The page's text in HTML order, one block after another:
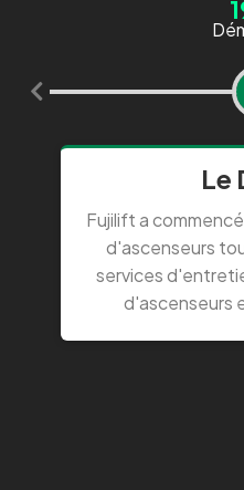
Le
Fujilift a
d'ascenseurs
services
d'ascenseurs